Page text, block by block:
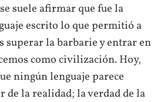
suele afirmar que fue la
escrito lo que permitió a
superar la barbarie y entrar en
como civilización. Hoy,
ningún lenguaje parece
la realidad; la verdad de la